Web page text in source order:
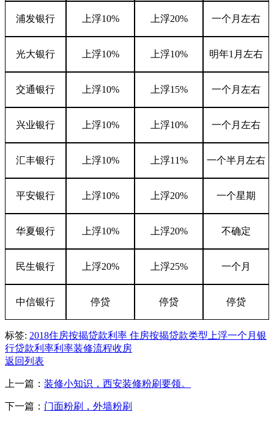
浦发银行 上浮10% 上浮20% 一个月左右
光大银行 上浮10% 上浮10% 明年1 月左右
交通银行 上浮10% 上浮15% 一个月左右
兴业银行 上浮10% 上浮10% 一个月左右
汇丰银行 上浮10% 上浮11% 一个半月左右
平安银行 上浮10% 上浮20% 一个星期
华夏银行 上浮10% 上浮20% 不确定
民生银行 上浮20% 上浮25% 一个月
中信银行 停贷 停贷 停贷
标签: 2018住房按揭贷款利率 住房按揭贷款类型 上浮一个月 银
行贷款利率利率装修流程收房
返回列表
上一篇： 装修小知识，西安装修粉刷要领。
下一篇： 门面粉刷，外墙粉刷